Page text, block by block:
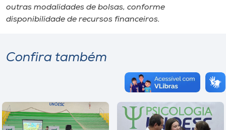
outras modalidades de bolsas, conforme
disponibilidade de recursos financeiros.
Confira também